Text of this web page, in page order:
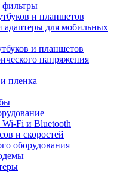
фильтры
и планшетов
адаптеры для мобильных
и планшетов
напряжения
пленка
Wi-Fi и Bluetooth
и скоростей
оборудования